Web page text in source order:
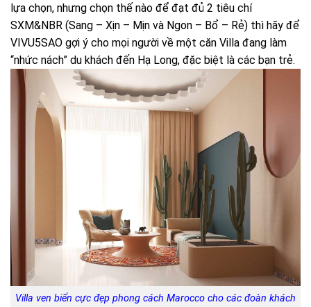
lựa chọn, nhưng chọn thế nào để đạt đủ 2 tiêu chí
SXM&NBR (Sang – Xịn – Mịn và Ngon – Bổ – Rẻ) thì hãy để
VIVU5SAO gợi ý cho mọi người về một căn Villa đang làm
“nhức nách” du khách đến Hạ Long, đặc biệt là các bạn trẻ.
Villa ven biển cực đẹp phong cách Marocco cho các đoàn khách